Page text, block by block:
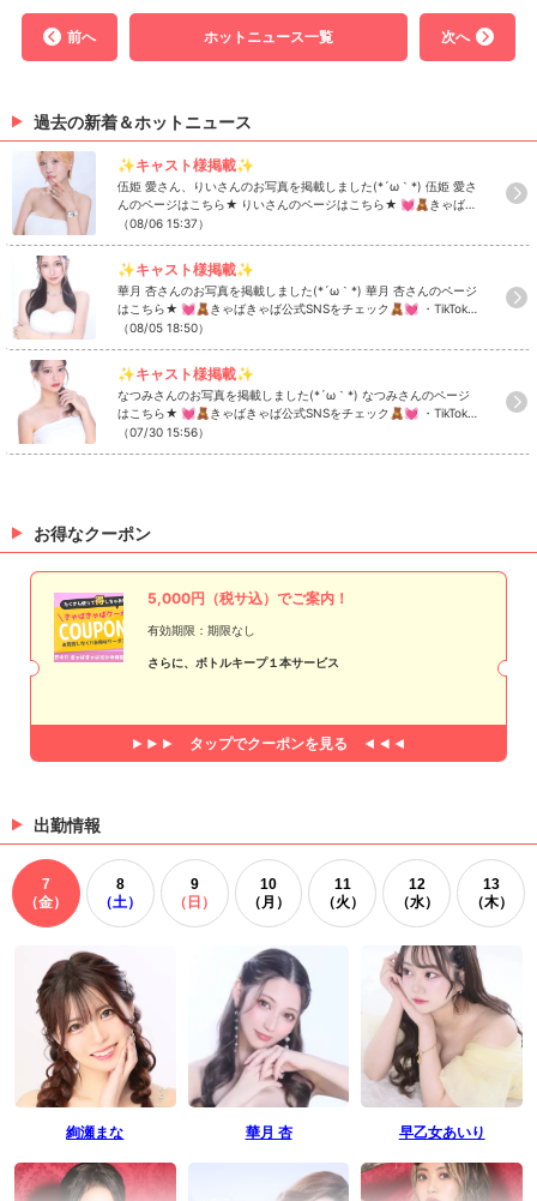
前へ ホットニュース一覧 次へ
過去の新着＆ホットニュース
✨キャスト様掲載✨
伍姫 愛さん、りいさんのお写真を掲載しました(*´ω｀*) 伍姫 愛さ
んのページはこちら★ りいさんのページはこちら★ 💓🧸きゃばき
ゃば公式SNSをチェック🧸💓 ・TikTok ・Instagram ・Twitter ・
（08/06 15:37）
✨キャスト様掲載✨
華月 杏さんのお写真を掲載しました(*´ω｀*) 華月 杏さんのページ
はこちら★ 💓🧸きゃばきゃば公式SNSをチェック🧸💓 ・TikTok
・Instagram ・Twitter ・YouTube
（08/05 18:50）
✨キャスト様掲載✨
なつみさんのお写真を掲載しました(*´ω｀*) なつみさんのページ
はこちら★ 💓🧸きゃばきゃば公式SNSをチェック🧸💓 ・TikTok
・Instagram ・Twitter ・YouTube
（07/30 15:56）
お得なクーポン
5,000円（税サ込）でご案内！
有効期限：期限なし
さらに、ボトルキープ１本サービス
タップでクーポンを見る
出勤情報
7
（金）
8
（土）
9
（日）
10
（月）
11
（火）
12
（水）
13
（木）
絢瀬まな 華月 杏 早乙女あいり